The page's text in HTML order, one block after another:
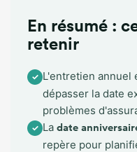
En résumé :
retenir
✓ L'entretien annuel
dépasser la date
problèmes
✓ La date
repère pour